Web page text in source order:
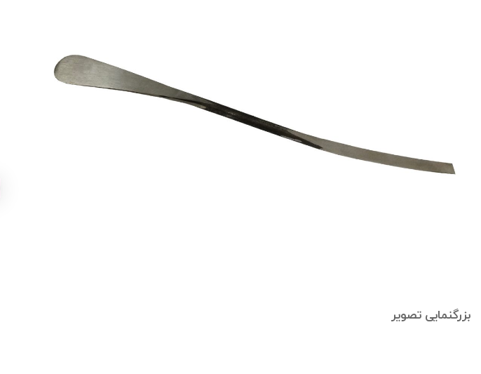
بزرگنمایی تصویر